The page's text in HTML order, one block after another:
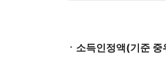
ㆍ소득인정액(기준